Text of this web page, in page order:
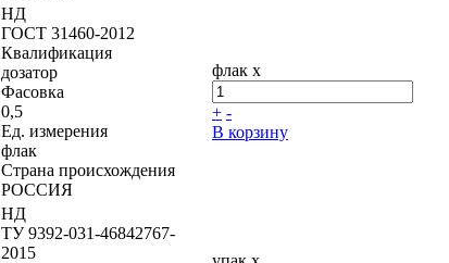
НД
ГОСТ 31460-2012
Квалификация
дозатор
Фасовка
0,5
Ед. измерения
флак
Страна происхождения
РОССИЯ
флак x
+ -
В корзину
НД
ТУ 9392-031-46842767-
2015